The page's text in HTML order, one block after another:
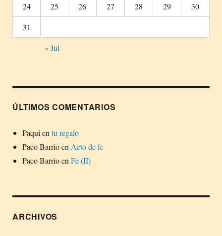
24
25 26 27 28 29
30
31
« Jul
ÚLTIMOS COMENTARIOS
Paqui en tu regalo
Paco Barrioen Acto de fe
Paco Barrioen Fe (II)
ARCHIVOS